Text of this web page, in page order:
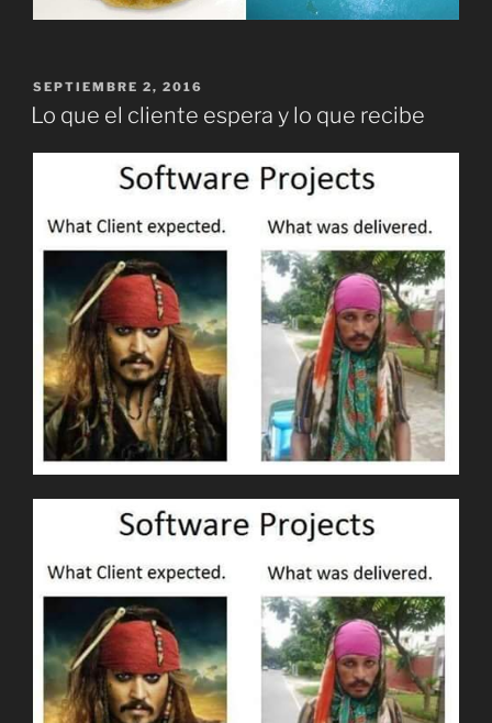
PUBLICADO
EL
SEPTIEMBRE 2, 2016
Lo que el cliente espera y lo que recibe